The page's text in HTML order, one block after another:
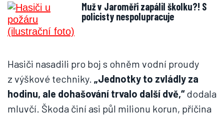
Muž v Jaroměři zapálil školku?! S
policisty nespolupracuje
Hasiči nasadili pro boj s ohněm vodní proudy
z výškové techniky. „Jednotky to zvládly za
hodinu, ale dohašování trvalo další dvě,“dodala
mluvčí. Škoda činí asi půl milionu korun, příčina